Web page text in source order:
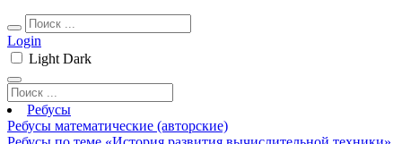
Login
Light Dark
Ребусы
Ребусы математические (авторские)